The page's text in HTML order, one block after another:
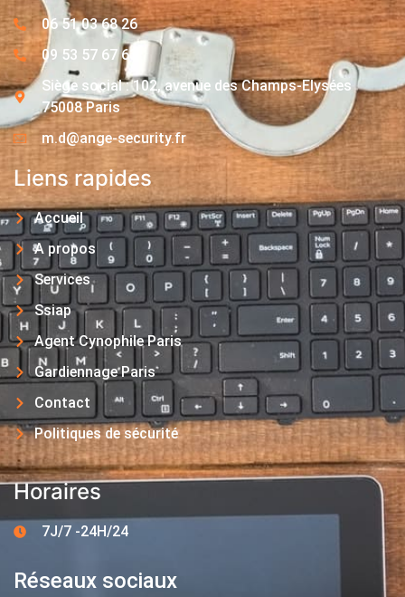
06 51 03 68 26
09 53 57 67 63
Siège social : 102, avenue des Champs-Elysées
75008 Paris
m.d@ange-security.fr
Liens rapides
Accueil
A propos
Services
Ssiap
Agent Cynophile Paris
Gardiennage Paris
Contact
Politiques de sécurité
Horaires
7J/7 -24H/24
Réseaux sociaux